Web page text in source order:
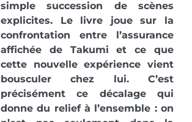
simple succession de scènes
explicites. Le livre joue sur la
confrontation entre l’assurance
affichée de Takumi et ce que
cette nouvelle expérience vient
bousculer chez lui. C’est
précisément ce décalage qui
donne du relief à l’ensemble : on